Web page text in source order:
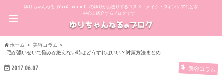
ゆりちゃんねる（YuriChannel）のゆりがお送りするコスメ・メイク・スキンケアなどを
中心に紹介するブログです！
ホーム
美容コラム
毛が濃いせいで悩みが絶えない時はどうすればいい？対策方法まとめ
2017.06.07 美容コラム